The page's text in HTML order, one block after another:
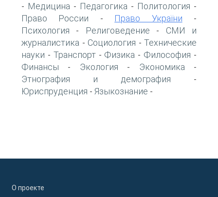
- Медицина - Педагогика - Политология -
Право России - Право України -
Психология - Религоведение - СМИ и
журналистика - Социология - Технические
науки - Транспорт- Физика - Философия -
Финансы - Экология - Экономика -
Этнография и демография -
Юриспруденция - Языкознание -
О проекте